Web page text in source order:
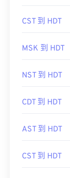
CST 到 HDT
MSK 到 HDT
NST 到 HDT
CDT 到 HDT
AST 到 HDT
CST 到 HDT